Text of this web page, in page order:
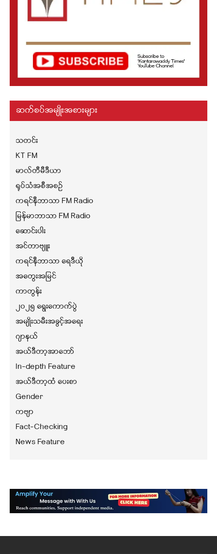
ဆက်စပ်အမျိုးအစားများ
သတင်း
KT FM
မာလ်တီမီဒီယာ
ရုပ်သံအစီအစဉ်
ကရင်နီဘာသာ FM Radio
မြန်မာဘာသာ FM Radio
ဆောင်းပါး
အင်တာဗျူး
ကရင်နီဘာသာ ရေဒီယို
အတွေးအမြင်
ကာတွန်း
၂၀၂၅ ရွေးကောက်ပွဲ
အမျိုးသမီးအခွင့်အရေး
ဂျာနယ်
အယ်ဒီတာ့အာဘော်
In-depth Feature
အယ်ဒီတာ့ထံ ပေးစာ
Gender
ကဗျာ
Fact-Checking
News Feature